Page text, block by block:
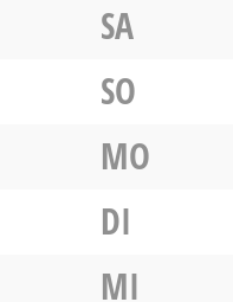
SA
SO
MO
DI
MI